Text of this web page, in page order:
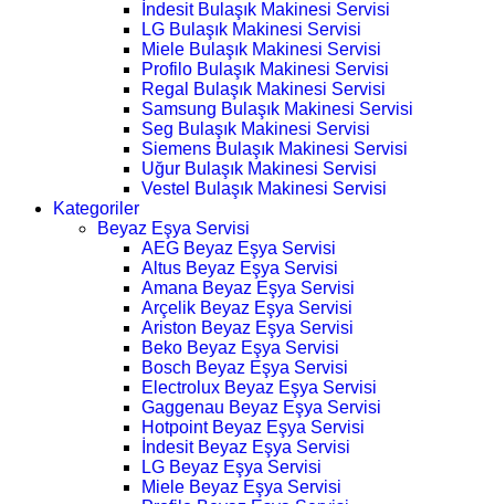
İndesit Bulaşık Makinesi Servisi
LG Bulaşık Makinesi Servisi
Miele Bulaşık Makinesi Servisi
Profilo Bulaşık Makinesi Servisi
Regal Bulaşık Makinesi Servisi
Samsung Bulaşık Makinesi Servisi
Seg Bulaşık Makinesi Servisi
Siemens Bulaşık Makinesi Servisi
Uğur Bulaşık Makinesi Servisi
Vestel Bulaşık Makinesi Servisi
Kategoriler
Beyaz Eşya Servisi
AEG Beyaz Eşya Servisi
Altus Beyaz Eşya Servisi
Amana Beyaz Eşya Servisi
Arçelik Beyaz Eşya Servisi
Ariston Beyaz Eşya Servisi
Beko Beyaz Eşya Servisi
Bosch Beyaz Eşya Servisi
Electrolux Beyaz Eşya Servisi
Gaggenau Beyaz Eşya Servisi
Hotpoint Beyaz Eşya Servisi
İndesit Beyaz Eşya Servisi
LG Beyaz Eşya Servisi
Miele Beyaz Eşya Servisi